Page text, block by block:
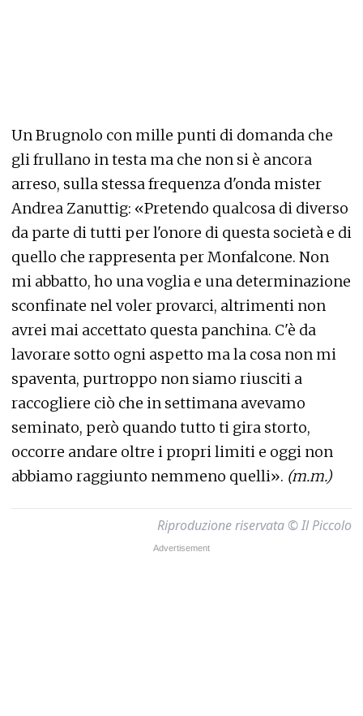
Un Brugnolo con mille punti di domanda che
gli frullano in testa ma che non si è ancora
arreso, sulla stessa frequenza d'onda mister
Andrea Zanuttig: «Pretendo qualcosa di diverso
da parte di tutti per l'onore di questa società e di
quello che rappresenta per Monfalcone. Non
mi abbatto, ho una voglia e una determinazione
sconfinate nel voler provarci, altrimenti non
avrei mai accettato questa panchina. C'è da
lavorare sotto ogni aspetto ma la cosa non mi
spaventa, purtroppo non siamo riusciti a
raccogliere ciò che in settimana avevamo
seminato, però quando tutto ti gira storto,
occorre andare oltre i propri limiti e oggi non
abbiamo raggiunto nemmeno quelli». (m.m.)
Riproduzione riservata © Il Piccolo